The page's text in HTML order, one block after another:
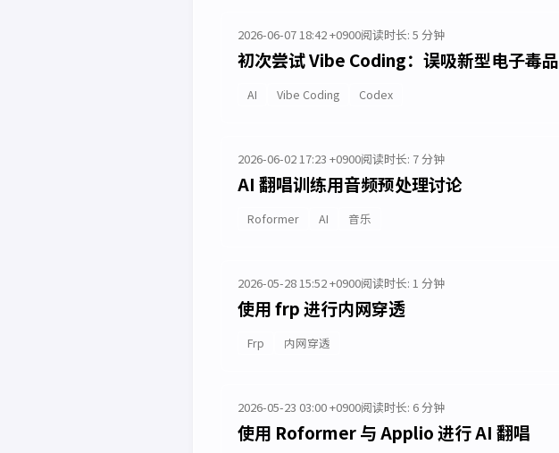
2026-06-07 18:42 +0900阅读时长: 5 分钟
初次尝试 Vibe Coding：误吸新型电子毒品
AI Vibe Coding Codex
2026-06-02 17:23 +0900阅读时长: 7 分钟
AI 翻唱训练用音频预处理讨论
Roformer AI 音乐
2026-05-28 15:52 +0900阅读时长: 1 分钟
使用 frp 进行内网穿透
Frp 内网穿透
2026-05-23 03:00 +0900阅读时长: 6 分钟
使用 Roformer 与 Applio 进行 AI 翻唱